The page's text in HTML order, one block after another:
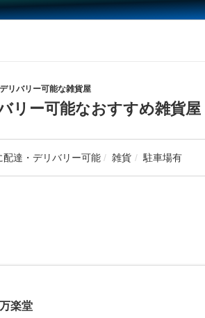
リバリー可能な雑貨屋
リー可能なおすすめ雑貨屋
配達・デリバリー可能 雑貨 駐車場有
楽堂